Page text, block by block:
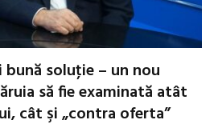
bună soluţie – un nou
să fie examinată atât
cât şi „contra oferta”